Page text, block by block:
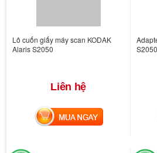
Lô cuốn giấy máy scan KODAK
Alaris S2050
Liên hệ
MUA NGAY
S2050